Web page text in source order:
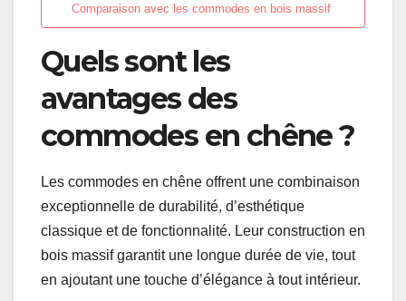
Comparaison avec les commodes en bois massif
Quels sont les
avantages des
commodes en chêne ?
Les commodes en chêne offrent une combinaison
exceptionnelle de durabilité, d’esthétique
classique et de fonctionnalité. Leur construction en
bois massif garantit une longue durée de vie, tout
en ajoutant une touche d’élégance à tout intérieur.